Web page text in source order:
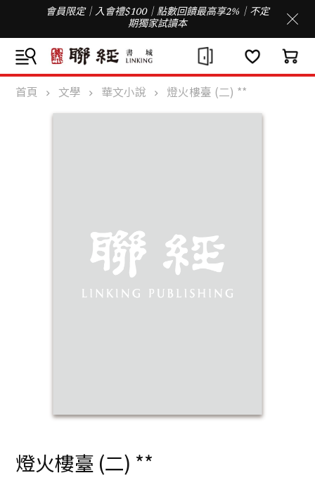
會員限定｜入會禮$100｜點數回饋最高享2%｜不定
期獨家試讀本
首頁 文學 華文小說 燈火樓臺 (二) **
燈火樓臺 (二) **